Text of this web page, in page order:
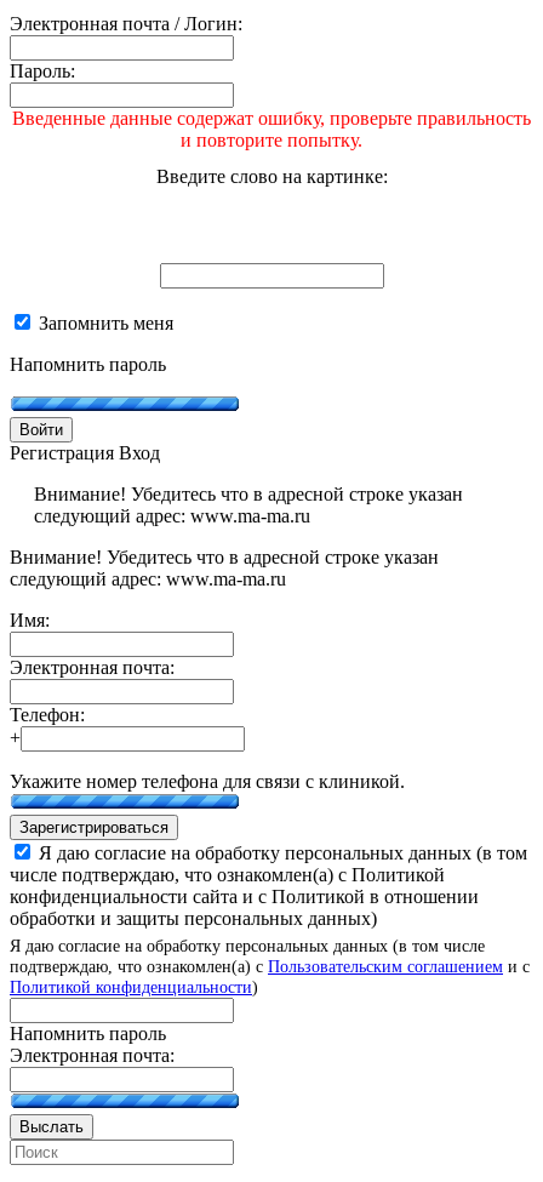
Электронная почта / Логин:
Пароль:
Введенные данные содержат ошибку, проверьте правильность
и повторите попытку.
Введите слово на картинке:
Запомнить меня
Напомнить пароль
Войти
Регистрация Вход
Внимание! Убедитесь что в адресной строке указан
следующий адрес: www.ma-ma.ru
Внимание! Убедитесь что в адресной строке указан
следующий адрес: www.ma-ma.ru
Имя:
Электронная почта:
Телефон:
+
Укажите номер телефона для связи с клиникой.
Зарегистрироваться
Я даю согласие на обработку персональных данных (в том
числе подтверждаю, что ознакомлен(а) с Политикой
конфиденциальности сайта и с Политикой в отношении
обработки и защиты персональных данных)
Я даю согласие на обработку персональных данных (в том числе
подтверждаю, что ознакомлен(а) с Пользовательским соглашением и с
Политикой конфиденциальности)
Напомнить пароль
Электронная почта:
Выслать